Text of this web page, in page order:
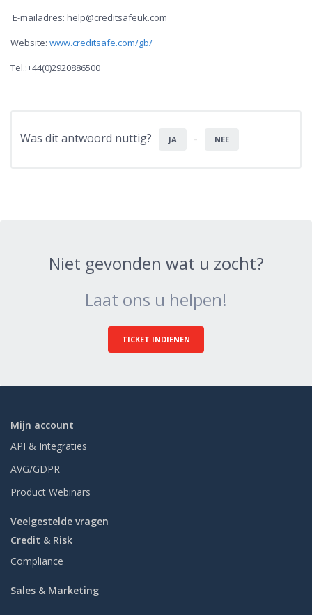
E-mailadres: help@creditsafeuk.com
Website: www.creditsafe.com/gb/
Tel.:+44(0)2920886500
Was dit antwoord nuttig? JA NEE
Niet gevonden wat u zocht?
Laat ons u helpen!
TICKET INDIENEN
Mijn account
API & Integraties
AVG/GDPR
Product Webinars
Veelgestelde vragen
Credit & Risk
Compliance
Sales & Marketing